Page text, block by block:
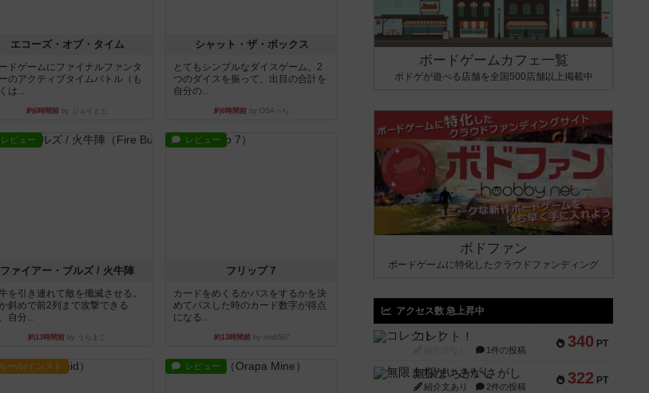
エコーズ・オブ・タイム
ドゲームにファイナルファンタ
のアクティブタイムバトル（も
くは...
約6時間前 by ジェイとと
シャット・ザ・ボックス
とてもシンプルなダイスゲーム。2
つのダイスを振って、出目の合計を
自分の...
約6時間前 by OSAっち
レビュー
ファイアー・ブルズ / 火牛陣
を引き連れて敵を殲滅させる。
斜めで前2列まで攻撃できる
自分...
約13時間前 by うらまこ
レビュー
フリップ７
カードをめくるかパスをするかを決
めてパスした時のカード数字が得点
になる...
約13時間前by mob567
ルール/インスト レビュー
ボードゲームカフェ一覧
ボドゲが遊べる店舗を全国500店舗以上掲載中
ボドファン
ボードゲームに特化したクラウドファンディング
アクセス数 急上昇中
340 PT
コレクト！
1件の投稿
322 PT
無限まちがいさがし
紹介文あり 2件の投稿